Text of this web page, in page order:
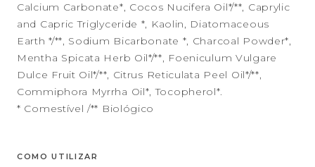
Calcium Carbonate*, Cocos Nucifera Oil*/**, Caprylic
and Capric Triglyceride *, Kaolin, Diatomaceous
Earth */**, Sodium Bicarbonate *, Charcoal Powder*,
Mentha Spicata Herb Oil*/**, Foeniculum Vulgare
Dulce Fruit Oil*/**, Citrus Reticulata Peel Oil*/**,
Commiphora Myrrha Oil*, Tocopherol*.
* Comestível /** Biológico
COMO UTILIZAR